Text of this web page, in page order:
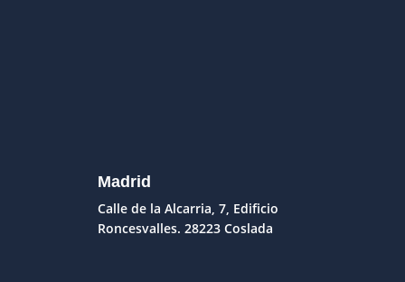
Madrid
Calle de la Alcarria, 7, Edificio
Roncesvalles. 28223 Coslada